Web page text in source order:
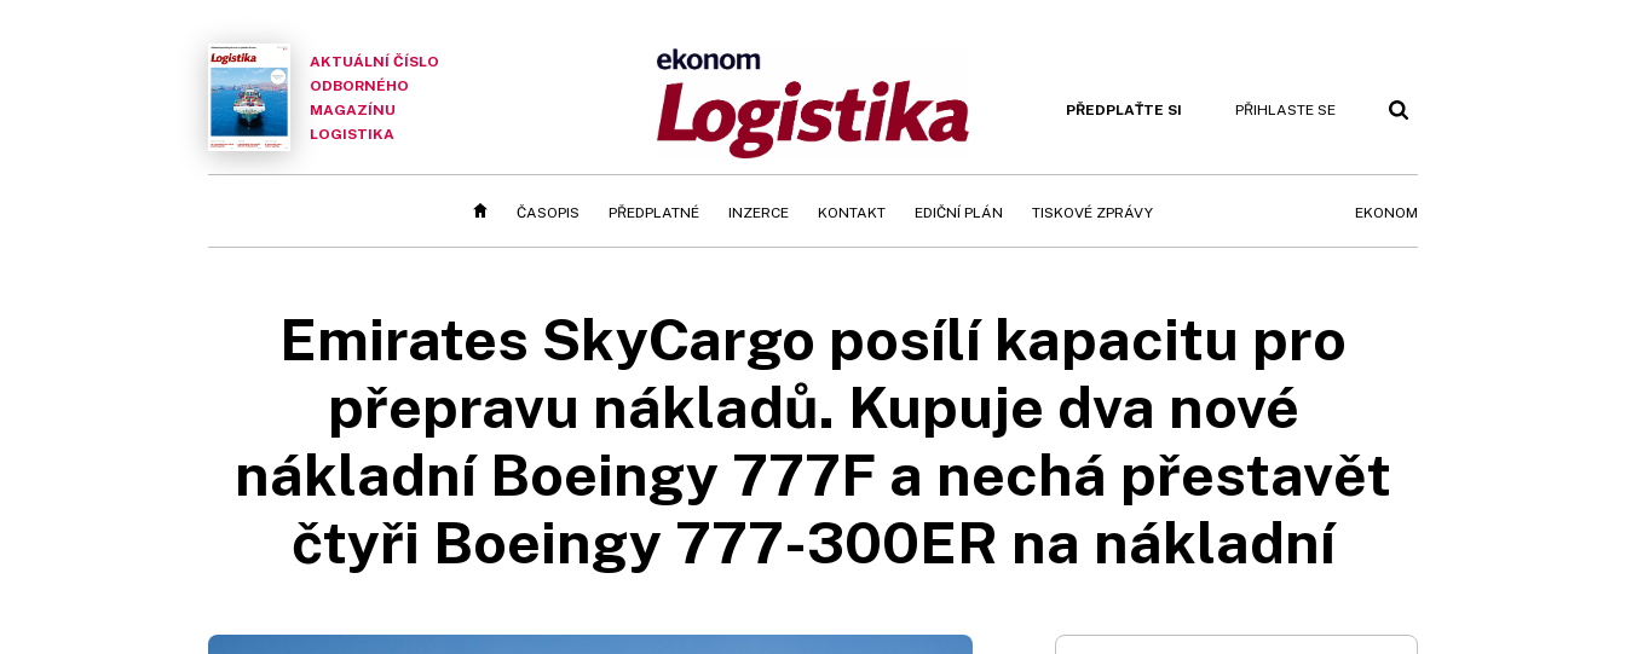
AKTUÁLNÍ ČÍSLO
ODBORNÉHO
MAGAZÍNU
LOGISTIKA
PŘEDPLAŤTE SI PŘIHLASTE SE
ČASOPIS PŘEDPLATNÉ INZERCE KONTAKT EDIČNÍ PLÁN TISKOVÉ ZPRÁVY EKONOM
Emirates SkyCargo posílí kapacitu pro
přepravu nákladů. Kupuje dva nové
nákladní Boeingy 777F a nechá přestavět
čtyři Boeingy 777-300ER na nákladní